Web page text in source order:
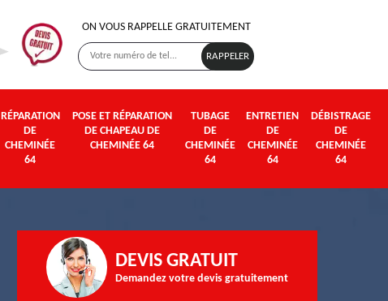
ON VOUS RAPPELLE GRATUITEMENT
RÉPARATION
DE
CHEMINÉE
64
POSE ET RÉPARATION
DE CHAPEAU DE
CHEMINÉE 64
TUBAGE
DE
CHEMINÉE
64
ENTRETIEN
DE
CHEMINÉE
64
DÉBISTRAGE
DE
CHEMINÉE
64
DEVIS GRATUIT
Demandez votre devis gratuitement